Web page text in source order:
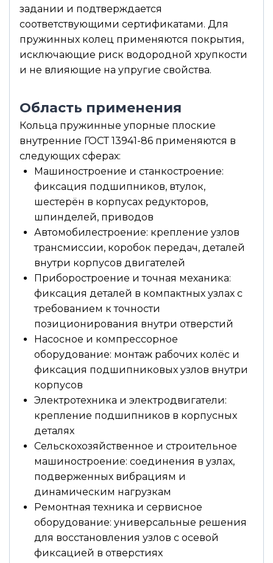
задании и подтверждается
соответствующими сертификатами. Для
пружинных колец применяются покрытия,
исключающие риск водородной хрупкости
и не влияющие на упругие свойства.
Область применения
Кольца пружинные упорные плоские
внутренние ГОСТ 13941-86 применяются в
следующих сферах:
Машиностроение и станкостроение:
фиксация подшипников, втулок,
шестерён в корпусах редукторов,
шпинделей, приводов
Автомобилестроение: крепление узлов
трансмиссии, коробок передач, деталей
внутри корпусов двигателей
Приборостроение и точная механика:
фиксация деталей в компактных узлах с
требованием к точности
позиционирования внутри отверстий
Насосное и компрессорное
оборудование: монтаж рабочих колёс и
фиксация подшипниковых узлов внутри
корпусов
Электротехника и электродвигатели:
крепление подшипников в корпусных
деталях
Сельскохозяйственное и строительное
машиностроение: соединения в узлах,
подверженных вибрациям и
динамическим нагрузкам
Ремонтная техника и сервисное
оборудование: универсальные решения
для восстановления узлов с осевой
фиксацией в отверстиях